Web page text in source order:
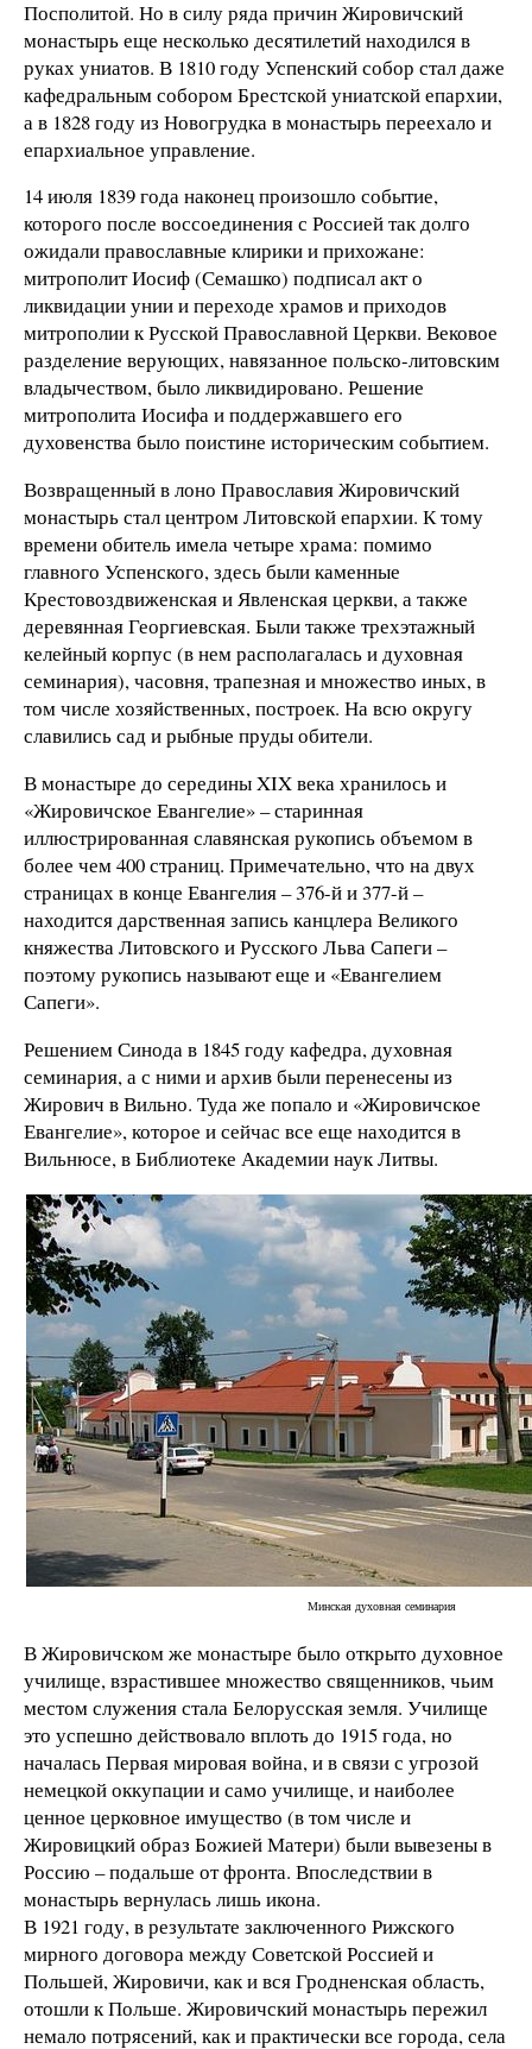
Посполитой. Но в силу ряда причин Жировичский
монастырь еще несколько десятилетий находился в
руках униатов. В 1810 году Успенский собор стал даже
кафедральным собором Брестской униатской епархии,
а в 1828 году из Новогрудка в монастырь переехало и
епархиальное управление.
14 июля 1839 года наконец произошло событие,
которого после воссоединения с Россией так долго
ожидали православные клирики и прихожане:
митрополит Иосиф (Семашко) подписал акт о
ликвидации унии и переходе храмов и приходов
митрополии к Русской Православной Церкви. Вековое
разделение верующих, навязанное польско-литовским
владычеством, было ликвидировано. Решение
митрополита Иосифа и поддержавшего его
духовенства было поистине историческим событием.
Возвращенный в лоно Православия Жировичский
монастырь стал центром Литовской епархии. К тому
времени обитель имела четыре храма: помимо
главного Успенского, здесь были каменные
Крестовоздвиженская и Явленская церкви, а также
деревянная Георгиевская. Были также трехэтажный
келейный корпус (в нем располагалась и духовная
семинария), часовня, трапезная и множество иных, в
том числе хозяйственных, построек. На всю округу
славились сад и рыбные пруды обители.
В монастыре до середины XIX века хранилось и
«Жировичское Евангелие» – старинная
иллюстрированная славянская рукопись объемом в
более чем 400 страниц. Примечательно, что на двух
страницах в конце Евангелия – 376-й и 377-й –
находится дарственная запись канцлера Великого
княжества Литовского и Русского Льва Сапеги –
поэтому рукопись называют еще и «Евангелием
Сапеги».
Решением Синода в 1845 году кафедра, духовная
семинария, а с ними и архив были перенесены из
Жирович в Вильно. Туда же попало и «Жировичское
Евангелие», которое и сейчас все еще находится в
Вильнюсе, в Библиотеке Академии наук Литвы.
Минская духовная семинария
В Жировичском же монастыре было открыто духовное
училище, взрастившее множество священников, чьим
местом служения стала Белорусская земля. Училище
это успешно действовало вплоть до 1915 года, но
началась Первая мировая война, и в связи с угрозой
немецкой оккупации и само училище, и наиболее
ценное церковное имущество (в том числе и
Жировицкий образ Божией Матери) были вывезены в
Россию – подальше от фронта. Впоследствии в
монастырь вернулась лишь икона.
В 1921 году, в результате заключенного Рижского
мирного договора между Советской Россией и
Польшей, Жировичи, как и вся Гродненская область,
отошли к Польше. Жировичский монастырь пережил
немало потрясений, как и практически все города, села